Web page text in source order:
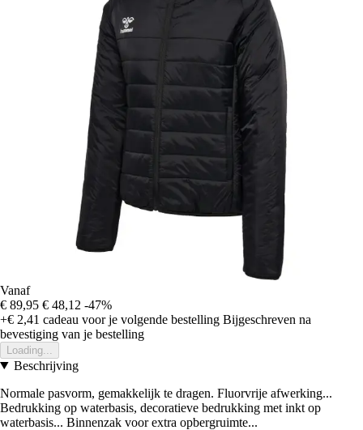
Vanaf
€ 89,95 € 48,12 -47%
+€ 2,41 cadeau voor je volgende bestelling Bijgeschreven na
bevestiging van je bestelling
Loading...
Beschrijving
Normale pasvorm, gemakkelijk te dragen. Fluorvrije afwerking...
Bedrukking op waterbasis, decoratieve bedrukking met inkt op
waterbasis... Binnenzak voor extra opbergruimte...